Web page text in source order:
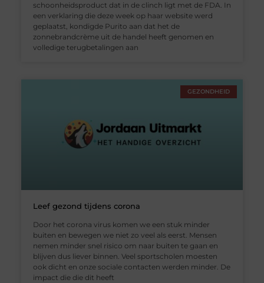
schoonheidsproduct dat in de clinch ligt met de FDA. In
een verklaring die deze week op haar website werd
geplaatst, kondigde Purito aan dat het de
zonnebrandcrème uit de handel heeft genomen en
volledige terugbetalingen aan
GEZONDHEID
Leef gezond tijdens corona
Door het corona virus komen we een stuk minder
buiten en bewegen we niet zo veel als eerst. Mensen
nemen minder snel risico om naar buiten te gaan en
blijven dus liever binnen. Veel sportscholen moesten
ook dicht en onze sociale contacten werden minder. De
impact die die dit heeft